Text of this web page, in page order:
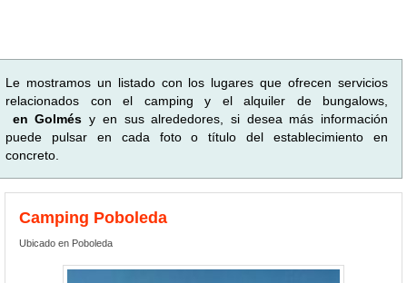
Le mostramos un listado con los lugares que ofrecen servicios
relacionados con el camping y el alquiler de bungalows,
en Golmés y en sus alrededores, si desea más información
puede pulsar en cada foto o título del establecimiento en
concreto.
Camping Poboleda
Ubicado en Poboleda